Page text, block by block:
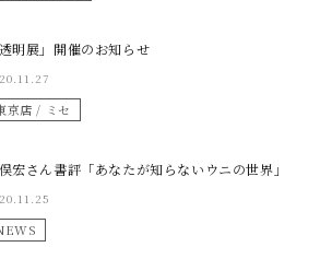
透明展」開催のお知らせ
京店 / ミセ
宏さん書評「あなたが知らないウニの世界」